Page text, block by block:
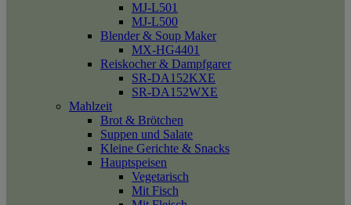
MJ-L501
MJ-L500
Blender & Soup Maker
MX-HG4401
Reiskocher & Dampfgarer
SR-DA152KXE
SR-DA152WXE
Mahlzeit
Brot & Brötchen
Suppen und Salate
Kleine Gerichte & Snacks
Hauptspeisen
Vegetarisch
Mit Fisch